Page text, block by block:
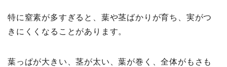
特に窒素が多すぎると、葉や茎ばかりが育ち、実がつ
きにくくなることがあります。
葉っぱが大きい、茎が太い、葉が巻く、全体がもさも